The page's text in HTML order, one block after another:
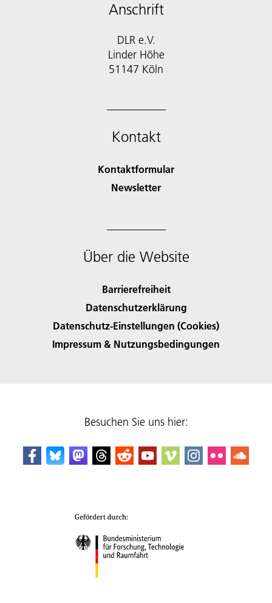
Anschrift
DLR e.V.
Linder Höhe
51147 Köln
Kontakt
Kontaktformular
Newsletter
Über die Website
Barrierefreiheit
Datenschutzerklärung
Datenschutz-Einstellungen (Cookies)
Impressum & Nutzungsbedingungen
Besuchen Sie uns hier: